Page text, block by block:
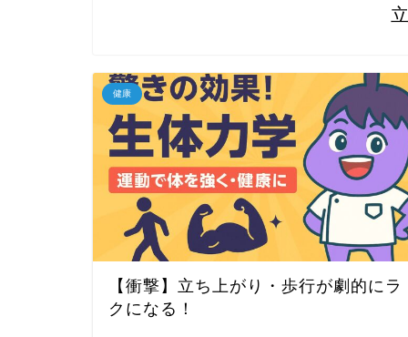
健康
【衝撃】立ち上がり・歩行が劇的にラ
クになる！